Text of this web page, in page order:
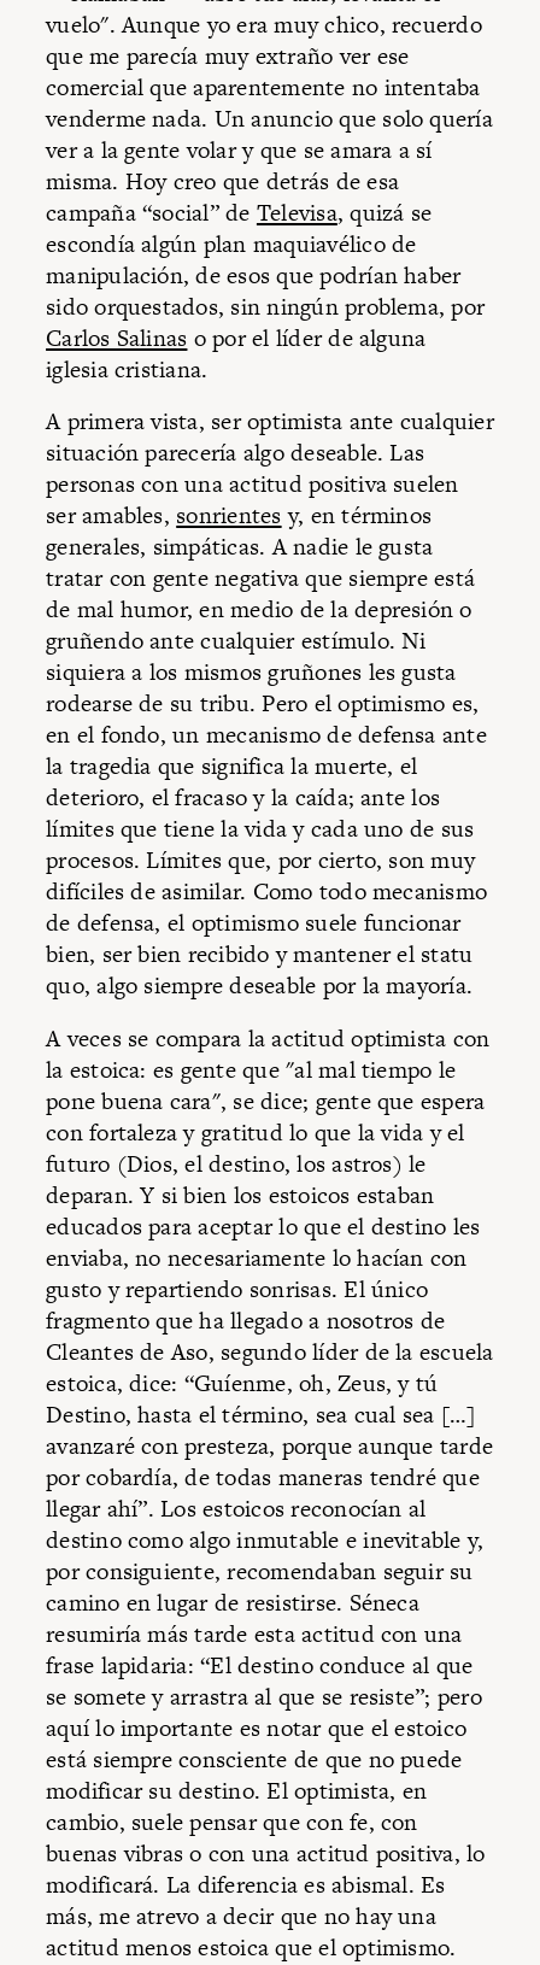
vuelo". Aunque yo era muy chico, recuerdo
que me parecía muy extraño ver ese
comercial que aparentemente no intentaba
venderme nada. Un anuncio que solo quería
ver a la gente volar y que se amara a sí
misma. Hoy creo que detrás de esa
campaña “social” de Televisa, quizá se
escondía algún plan maquiavélico de
manipulación, de esos que podrían haber
sido orquestados, sin ningún problema, por
Carlos Salinas o por el líder de alguna
iglesia cristiana.
A primera vista, ser optimista ante cualquier
situación parecería algo deseable. Las
personas con una actitud positiva suelen
ser amables, sonrientesy, en términos
generales, simpáticas. A nadie le gusta
tratar con gente negativa que siempre está
de mal humor, en medio de la depresión o
gruñendo ante cualquier estímulo. Ni
siquiera a los mismos gruñones les gusta
rodearse de su tribu. Pero el optimismo es,
en el fondo, un mecanismo de defensa ante
la tragedia que significa la muerte, el
deterioro, el fracaso y la caída; ante los
límites que tiene la vida y cada uno de sus
procesos. Límites que, por cierto, son muy
difíciles de asimilar. Como todo mecanismo
de defensa, el optimismo suele funcionar
bien, ser bien recibido y mantener el statu
quo, algo siempre deseable por la mayoría.
A veces se compara la actitud optimista con
la estoica: es gente que "al mal tiempo le
pone buena cara", se dice; gente que espera
con fortaleza y gratitud lo que la vida y el
futuro (Dios, el destino, los astros) le
deparan. Y si bien los estoicos estaban
educados para aceptar lo que el destino les
enviaba, no necesariamente lo hacían con
gusto y repartiendo sonrisas. El único
fragmento que ha llegado a nosotros de
Cleantes de Aso, segundo líder de la escuela
estoica, dice: “Guíenme, oh, Zeus, y tú
Destino, hasta el término, sea cual sea […]
avanzaré con presteza, porque aunque tarde
por cobardía, de todas maneras tendré que
llegar ahí”. Los estoicos reconocían al
destino como algo inmutable e inevitable y,
por consiguiente, recomendaban seguir su
camino en lugar de resistirse. Séneca
resumiría más tarde esta actitud con una
frase lapidaria: “El destino conduce al que
se somete y arrastra al que se resiste”; pero
aquí lo importante es notar que el estoico
está siempre consciente de que no puede
modificar su destino. El optimista, en
cambio, suele pensar que con fe, con
buenas vibras o con una actitud positiva, lo
modificará. La diferencia es abismal. Es
más, me atrevo a decir que no hay una
actitud menos estoica que el optimismo.